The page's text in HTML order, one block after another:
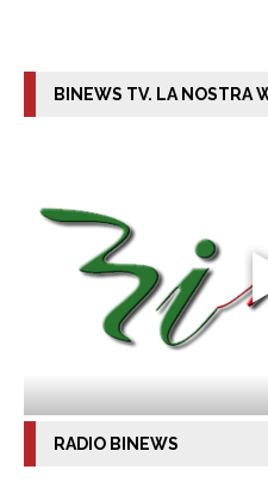
BINEWS TV. LA NOSTRA
RADIO BINEWS